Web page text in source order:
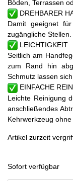
Böden, Terrassen
DREHBARER
Damit geeignet
zugängliche Stellen.
LEICHTIGKEIT
Seitlich am
zum Rand hin
Schmutz lassen
EINFACHE
Leichte Reinigung
anschließendes
Kehrwerkzeug
Artikel zurzeit
Sofort verfügbar